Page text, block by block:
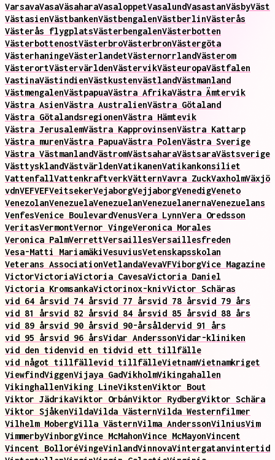
VarsavaVasaVäsaharaVasaloppetVasalundVasastanVäsbyVäst
VästasienVästbankenVästbengalenVästberlinVästerås
Västerås flygplatsVästerbengalenVästerbotten
VästerbottenostVästerbroVästerbronVästergöta
VästerhaningeVästerlandetVästernorrlandVästerom
VästerortVästervärldenVästervikVästeuropaVästfalen
VastinaVästindienVästkustenvästlandVästmanland
VästmengalenVästpapuaVästra AfrikaVästra Ämtervik
Västra AsienVästra AustralienVästra Götaland
Västra GötalandsregionenVästra Hämtevik
Västra JerusalemVästra KapprovinsenVästra Kattarp
Västra murenVästra PapuaVästra PolenVästra Sverige
Västra VästmanlandVästromVästsaharaVästsaraVästsverige
VästtysklandVästvärldenVatikanenVatikankonsiliet
VattenfallVattenkraftverkVätternVavra ZuckVaxholmVäxjö
vdnVEFVEFVeitsekerVejaborgVejjaborgVenedigVeneto
VenezolanVenezuelaVenezuelanVenezuelanernaVenezuelans
VenfesVenice BoulevardVenusVera LynnVera Oredsson
VeritasVermontVernor VingeVeronica Morales
Veronica PalmVerrettVersaillesVersaillesfreden
Vesa-Matti MariamäkiVesuviusVetenskapsskolan
Veterans AssociationVetlandaVevaVFViborgVice Magazine
VictorVictoriaVictoria CavesaVictoria Daniel
Victoria KromsankaVictorinox-knivVictor Schäras
vid 64 årsvid 74 årsvid 77 årsvid 78 årsvid 79 års
vid 81 årsvid 82 årsvid 84 årsvid 85 årsvid 88 års
vid 89 årsvid 90 årsvid 90-årsåldervid 91 års
vid 95 årsvid 96 årsVidar AnderssonVidar-kliniken
vid den tidenvid en tidvid ett tillfälle
vid något tillfällevid tillfälleVietnamVietnamkriget
ViewfindViggenVijaya GadVikholmVikingahallen
VikinghallenViking LineVikstenViktor Bout
Viktor JädrikaViktor OrbánViktor RydbergViktor Schära
Viktor SjåkenVildaVilda VästernVilda Westernfilmer
Vilhelm MobergVilla VästernVilma AnderssonVilniusVim
VimmerbyVinborgVince McMahonVince McMayonVincent
Vincent BolloréVingeVinlandVinnovaVintergatanvintertid